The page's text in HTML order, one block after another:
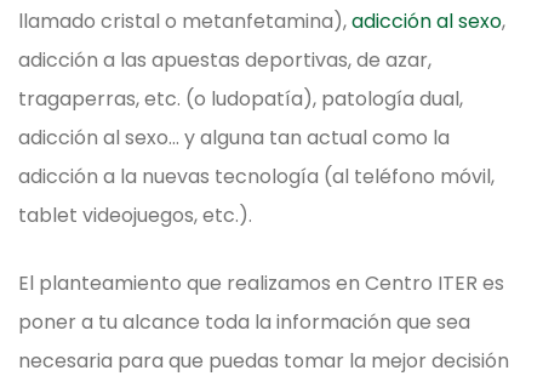
llamado cristal o metanfetamina),adicción al sexo,
adicción a las apuestas deportivas, de azar,
tragaperras, etc. (o ludopatía), patología dual,
adicción al sexo… y alguna tan actual como la
adicción a la nuevas tecnología (al teléfono móvil,
tablet videojuegos, etc.).
El planteamiento que realizamos en Centro ITER es
poner a tu alcance toda la información que sea
necesaria para que puedas tomar la mejor decisión